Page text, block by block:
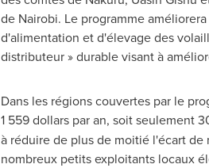
de Nairobi. Le programme
d'alimentation et d'élevage des
distributeur » durable visant à
Dans les régions couvertes par le
1 559 dollars par an, soit seulement
à réduire de plus de moitié l'écart de
nombreux petits exploitants locaux